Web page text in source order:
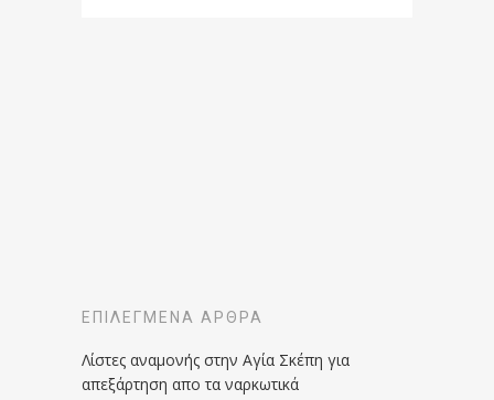
ΕΠΙΛΕΓΜΈΝΑ ΆΡΘΡΑ
Λίστες αναμονής στην Αγία Σκέπη για
απεξάρτηση απο τα ναρκωτικά